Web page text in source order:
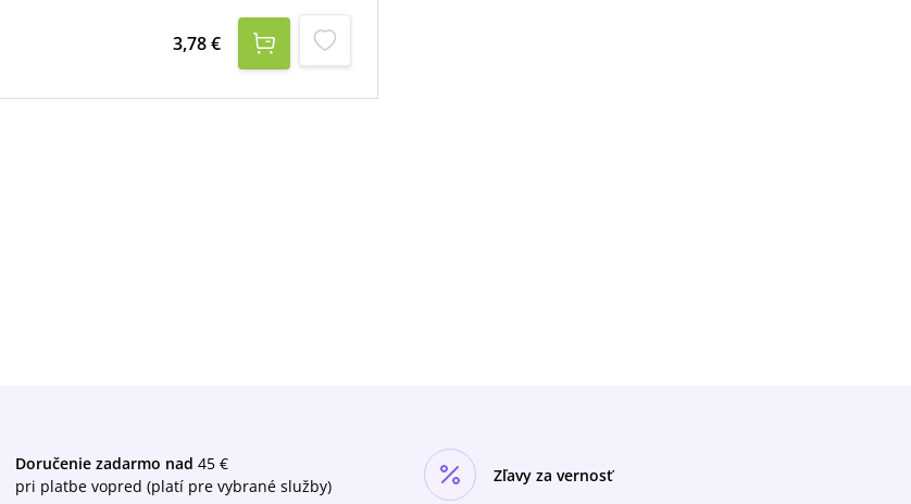
doplňují.Knížečka poprvé vyšla v roce 1932 a v
současném vydání prošla drobnou jazykovou
úpravou spolu s retuší původních obrázků.
3,78 €
Doručenie zadarmo nad 45 €
pri platbe vopred (platí pre vybrané služby)
Zľavy za vernosť